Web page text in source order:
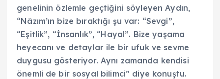
genelinin özlemle geçtiğini söyleyen Aydın,
“Nâzım’ın bize bıraktığı şu var: “Sevgi”,
“Eşitlik”, “İnsanlık”, “Hayal”. Bize yaşama
heyecanı ve detaylar ile bir ufuk ve sevme
duygusu gösteriyor. Aynı zamanda kendisi
önemli de bir sosyal bilimci” diye konuştu.